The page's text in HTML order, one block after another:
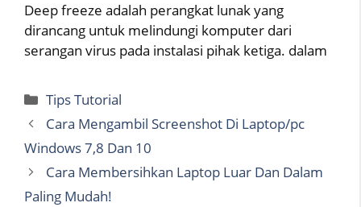
Deep freeze adalah perangkat lunak yang
dirancang untuk melindungi komputer dari
serangan virus pada instalasi pihak ketiga. dalam
Categories
Tips Tutorial
Cara Mengambil Screenshot Di Laptop/pc
Windows 7,8 Dan 10
Cara Membersihkan Laptop Luar Dan Dalam
Paling Mudah!